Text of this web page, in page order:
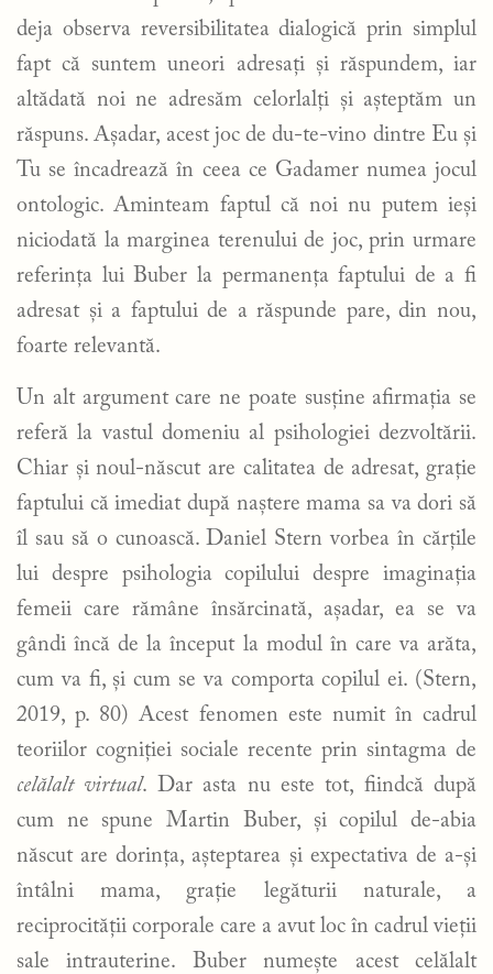
deja observa reversibilitatea dialogică prin simplul
fapt că suntem uneori adresați și răspundem, iar
altădată noi ne adresăm celorlalți și așteptăm un
răspuns. Așadar, acest joc de du-te-vino dintre Eu și
Tu se încadrează în ceea ce Gadamer numea jocul
ontologic. Aminteam faptul că noi nu putem ieși
niciodată la marginea terenului de joc, prin urmare
referința lui Buber la permanența faptului de a fi
adresat și a faptului de a răspunde pare, din nou,
foarte relevantă.
Un alt argument care ne poate susține afirmația se
referă la vastul domeniu al psihologiei dezvoltării.
Chiar și noul-născut are calitatea de adresat, grație
faptului că imediat după naștere mama sa va dori să
îl sau să o cunoască. Daniel Stern vorbea în cărțile
lui despre psihologia copilului despre imaginația
femeii care rămâne însărcinată, așadar, ea se va
gândi încă de la început la modul în care va arăta,
cum va fi, și cum se va comporta copilul ei. (Stern,
2019, p. 80) Acest fenomen este numit în cadrul
teoriilor cogniției sociale recente prin sintagma de
celălalt virtual. Dar asta nu este tot, fiindcă după
cum ne spune Martin Buber, și copilul de-abia
născut are dorința, așteptarea și expectativa de a-și
întâlni mama, grație legăturii naturale, a
reciprocității corporale care a avut loc în cadrul vieții
sale intrauterine. Buber numește acest celălalt